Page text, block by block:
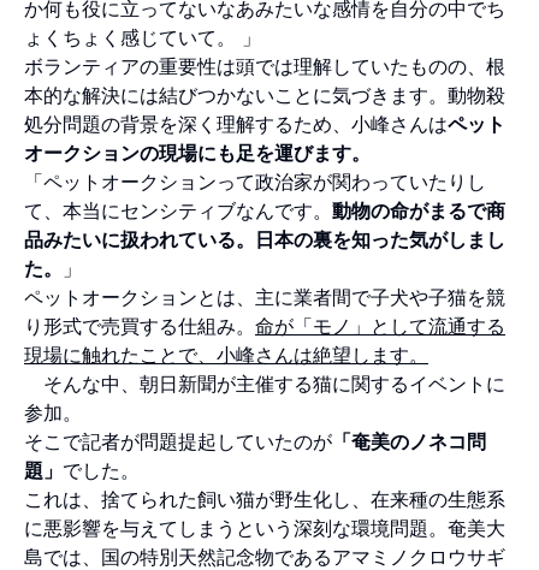
か何も役に立ってないなあみたいな感情を自分の中でち
ょくちょく感じていて。 」
ボランティアの重要性は頭では理解していたものの、根
本的な解決には結びつかないことに気づきます。動物殺
処分問題の背景を深く理解するため、小峰さんはペット
オークションの現場にも足を運びます。
「ペットオークションって政治家が関わっていたりし
て、本当にセンシティブなんです。 動物の命がまるで商
品みたいに扱われている。日本の裏を知った気がしまし
た。
」
ペットオークションとは、主に業者間で子犬や子猫を競
り形式で売買する仕組み。 命が「モノ」として流通する
現場に触れたことで、小峰さんは絶望します。
そんな中、朝日新聞が主催する猫に関するイベントに
参加。
そこで記者が問題提起していたのが 「奄美のノネコ問
題」 でした。
これは、捨てられた飼い猫が野生化し、在来種の生態系
に悪影響を与えてしまうという深刻な環境問題。奄美大
島では、国の特別天然記念物であるアマミノクロウサギ